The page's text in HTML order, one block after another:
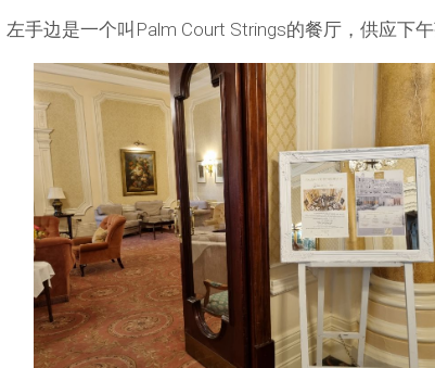
手边是一个叫Palm Court Strings的餐厅，供应下午